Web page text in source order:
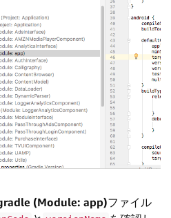
(Module: app)ファイル